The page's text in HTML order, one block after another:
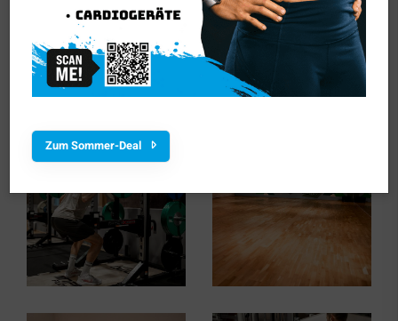
Zum Sommer-Deal